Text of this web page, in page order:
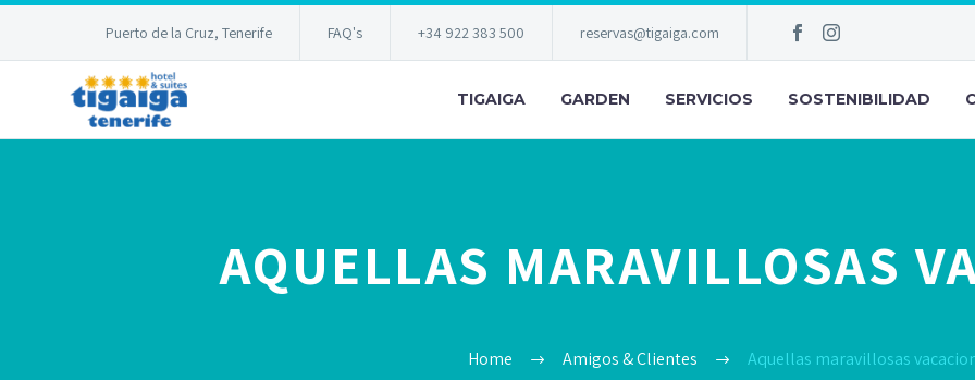
Puerto de la Cruz, Tenerife FAQ's +34 922 383 500 reservas@tigaiga.com
TIGAIGA GARDEN SERVICIOS SOSTENIBILIDAD
AQUELLAS MARAVILLOSAS
Home Amigos & Clientes Aquellas maravillosas